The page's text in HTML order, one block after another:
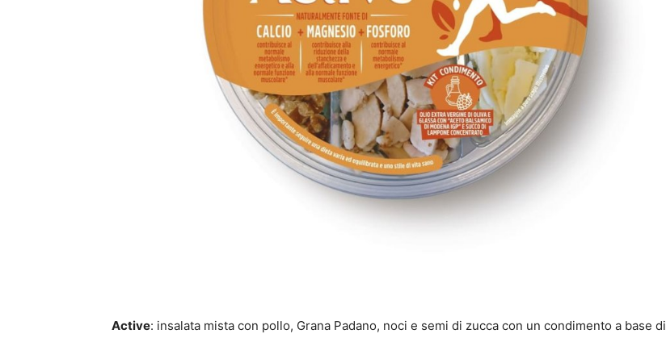
Active: insalata mista con pollo, Grana Padano, noci e semi di zucca con un condimento a base di